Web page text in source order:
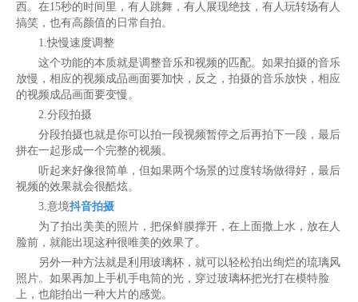
西。在15秒的时间里，有人跳舞，有人展现绝技，有人玩转场有人
搞笑，也有高颜值的日常自拍。
1.快慢速度调整
这个功能的本质就是调整音乐和视频的匹配。如果拍摄的音乐
放慢，相应的视频成品画面要加快，反之，拍摄的音乐放快，相应
的视频成品画面要变慢。
2.分段拍摄
分段拍摄也就是你可以拍一段视频暂停之后再拍下一段，最后
拼在一起形成一个完整的视频。
听起来好像很简单，但如果两个场景的过度转场做得好，最后
视频的效果就会很酷炫。
3.意境抖音拍摄
为了拍出美美的照片，把保鲜膜撑开，在上面撒上水，放在人
脸前，就能出现这种很唯美的效果了。
另外一种方法就是利用玻璃杯，就可以轻松拍出绚烂的琉璃风
照片。如果再加上手机手电筒的光，穿过玻璃杯把光打在模特脸
上，也能拍出一种大片的感觉。